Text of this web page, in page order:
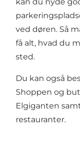
ved døren. Så
få alt, hvad du
sted.
Du kan også
Shoppen og
Elgiganten
restauranter.